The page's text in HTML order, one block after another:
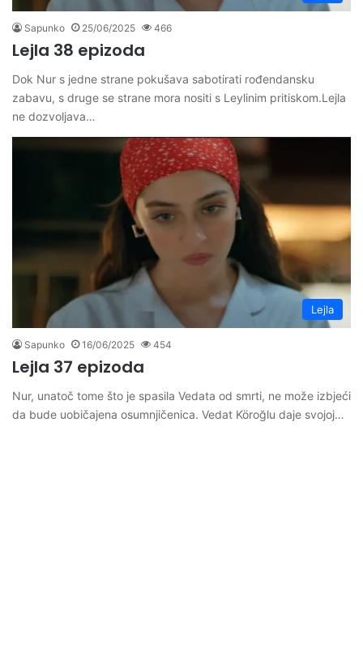
Sapunko 25/06/2025 466
Lejla 38 epizoda
Dok Nur s jedne strane pokušava sabotirati rođendansku
zabavu, s druge se strane mora nositi s Leylinim pritiskom.Lejla
ne dozvoljava…
Lejla
Sapunko 16/06/2025 454
Lejla 37 epizoda
Nur, unatoč tome što je spasila Vedata od smrti, ne može izbjeći
da bude uobičajena osumnjičenica. Vedat Köroğlu daje svojoj…